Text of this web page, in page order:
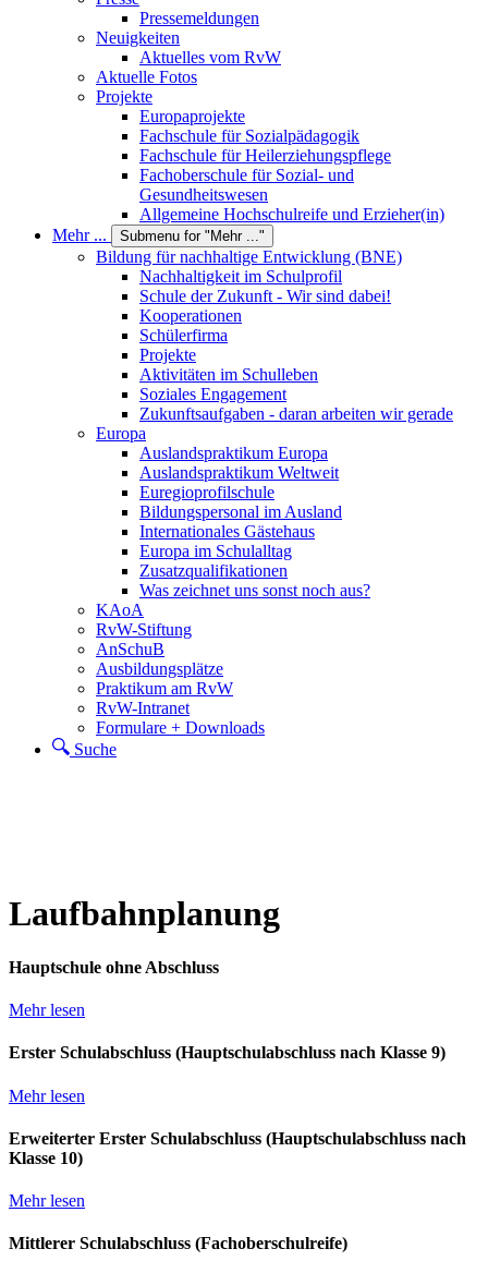
Pressemeldungen
Neuigkeiten
Aktuelles vom RvW
Aktuelle Fotos
Projekte
Europaprojekte
Fachschule für Sozialpädagogik
Fachschule für Heilerziehungspflege
Fachoberschule für Sozial- und
Gesundheitswesen
Allgemeine Hochschulreife und Erzieher(in)
Mehr ...
Submenu for "Mehr ..."
Bildung für nachhaltige Entwicklung (BNE)
Nachhaltigkeit im Schulprofil
Schule der Zukunft - Wir sind dabei!
Kooperationen
Schülerfirma
Projekte
Aktivitäten im Schulleben
Soziales Engagement
Zukunftsaufgaben - daran arbeiten wir gerade
Europa
Auslandspraktikum Europa
Auslandspraktikum Weltweit
Euregioprofilschule
Bildungspersonal im Ausland
Internationales Gästehaus
Europa im Schulalltag
Zusatzqualifikationen
Was zeichnet uns sonst noch aus?
KAoA
RvW-Stiftung
AnSchuB
Ausbildungsplätze
Praktikum am RvW
RvW-Intranet
Formulare + Downloads
Suche
Laufbahnplanung
Hauptschule ohne Abschluss
Mehr lesen
Erster Schulabschluss (Hauptschulabschluss nach Klasse 9)
Mehr lesen
Erweiterter Erster Schulabschluss (Hauptschulabschluss nach
Klasse 10)
Mehr lesen
Mittlerer Schulabschluss (Fachoberschulreife)